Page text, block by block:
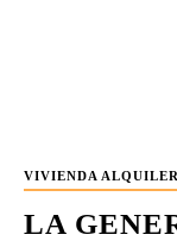
VIVIENDA ALQUILER
LA